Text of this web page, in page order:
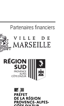
Partenaires financiers